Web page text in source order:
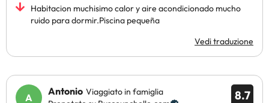
Habitacion muchisimo calor y aire acondicionado mucho
ruido para dormir.Piscina pequeña
Vedi traduzione
8.7
Antonio Viaggiato in famiglia